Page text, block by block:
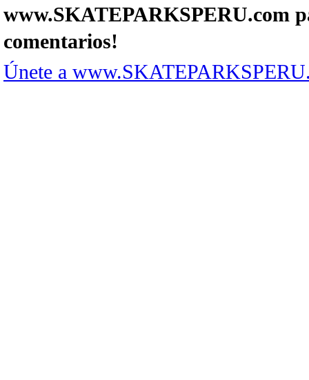
www.SKATEPARKSPERU.com
comentarios!
Únete a